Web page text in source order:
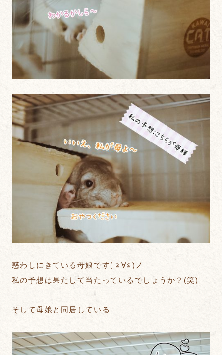
惑わしにきている母娘です( ≧∀≦)ノ
私の予想は果たして当たっているでしょうか？(笑)
そして母娘と同居している